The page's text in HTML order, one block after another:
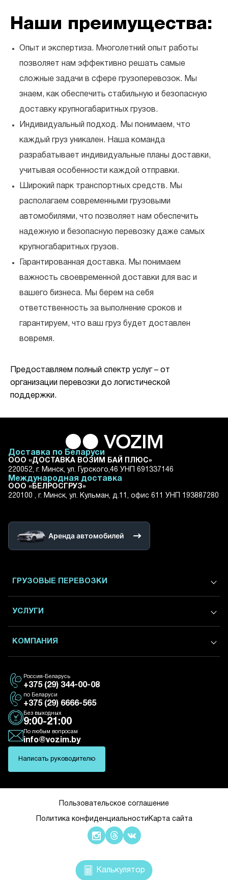
Наши преимущества:
Опыт и экспертиза. Многолетний опыт работы
позволяет нам эффективно решать самые
сложные задачи в сфере грузоперевозок. Мы
знаем, как обеспечить стабильную и безопасную
доставку крупногабаритных грузов.
Индивидуальный подход. Мы понимаем, что
каждый груз уникален. Наша команда
разрабатывает индивидуальные планы доставки,
учитывая особенности каждой отправки.
Широкий парк транспортных средств. Мы
располагаем современными грузовыми
автомобилями, что позволяет нам обеспечить
надежную и безопасную перевозку даже самых
крупногабаритных грузов.
Гарантированная доставка. Мы понимаем
важность своевременной доставки для вас и
вашего бизнеса. Мы берем на себя
ответственность за выполнение сроков и
гарантируем, что ваш груз будет доставлен
вовремя.
Предоставляем полный спектр услуг – от
организации перевозки до логистической
поддержки.
Калькулятор
Доставка по Беларуси
ООО «ДОСТАВКА ВОЗИМ БАЙ ПЛЮС»
220052, г. Минск, ул. Гурского,46 УНП 691337146
Международная доставка
ООО «БЕЛРОСГРУЗ»
220100 , г. Минск, ул. Кульман, д.11, офис 611 УНП 193887280
Аренда автомобилей
ГРУЗОВЫЕ ПЕРЕВОЗКИ
Международные грузоперевозки
Грузоперевозки по РБ
Грузоперевозки по Минску
УСЛУГИ
Экспедирование
КОМПАНИЯ
О нас
Партнерам
Новости
Россия-Беларусь
+375 (29) 344-00-08
по Беларуси
+375 (29) 6666-565
Без выходных
9:00-21:00
По любым вопросам
info@vozim.by
Написать руководителю
Пользовательское соглашение
Политика конфиденциальности Карта сайта